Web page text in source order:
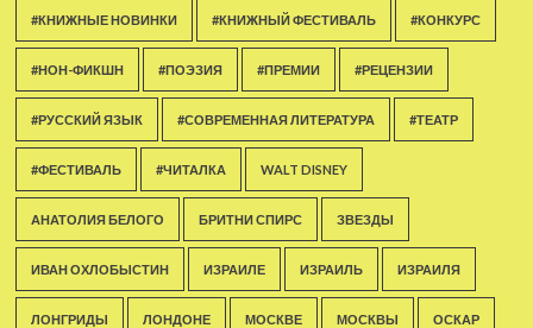
#КНИЖНЫЕ НОВИНКИ #КНИЖНЫЙ ФЕСТИВАЛЬ #КОНКУРС
#НОН-ФИКШН #ПОЭЗИЯ #ПРЕМИИ #РЕЦЕНЗИИ
#РУССКИЙ ЯЗЫК #СОВРЕМЕННАЯ ЛИТЕРАТУРА #ТЕАТР
#ФЕСТИВАЛЬ #ЧИТАЛКА WALT DISNEY
АНАТОЛИЯ БЕЛОГО БРИТНИ СПИРС ЗВЕЗДЫ
ИВАН ОХЛОБЫСТИН ИЗРАИЛЕ ИЗРАИЛЬ ИЗРАИЛЯ
ЛОНГРИДЫ ЛОНДОНЕ МОСКВЕ МОСКВЫ ОСКАР